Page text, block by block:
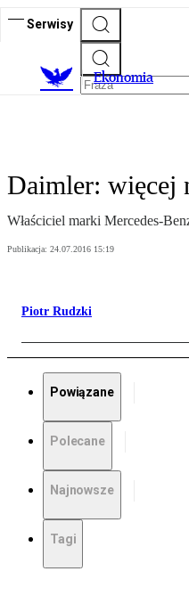
Serwisy
Ekonomia
Daimler: więcej
Właściciel marki Mercedes-
Publikacja: 24.07.2016 15:19
Piotr Rudzki
Powiązane
Polecane
Najnowsze
Tagi